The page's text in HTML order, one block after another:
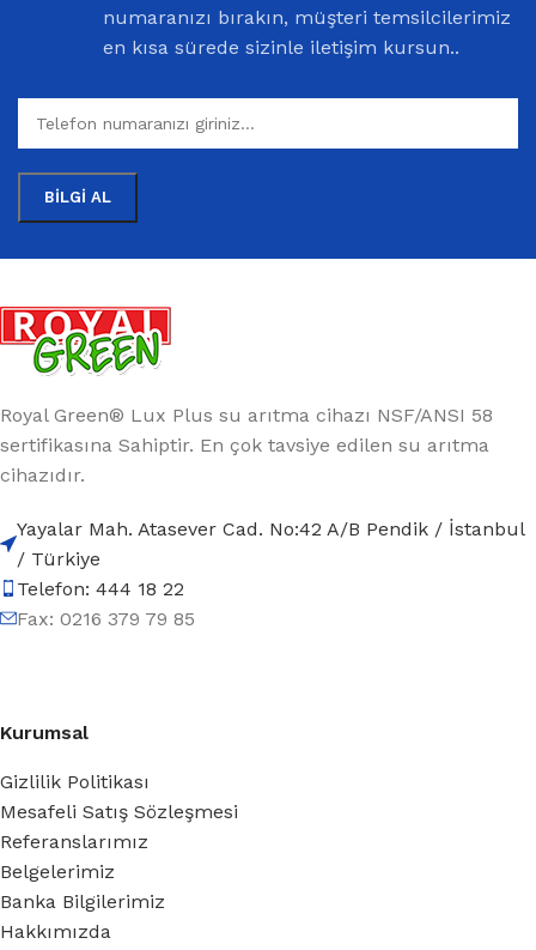
numaranızı bırakın, müşteri temsilcilerimiz
en kısa sürede sizinle iletişim kursun..
Royal Green® Lux Plus su arıtma cihazı NSF/ANSI 58
sertifikasına Sahiptir. En çok tavsiye edilen su arıtma
cihazıdır.
Yayalar Mah. Atasever Cad. No:42 A/B Pendik / İstanbul
/ Türkiye
Telefon: 444 18 22
Fax: 0216 379 79 85
Kurumsal
Gizlilik Politikası
Mesafeli Satış Sözleşmesi
Referanslarımız
Belgelerimiz
Banka Bilgilerimiz
Hakkımızda